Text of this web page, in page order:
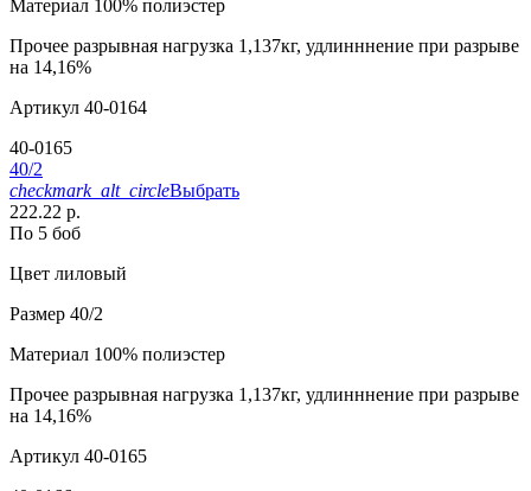
Материал 100% полиэстер
Прочее разрывная нагрузка 1,137кг, удлинннение при разрыве
на 14,16%
Артикул 40-0164
40-0165
40/2
checkmark_alt_circleВыбрать
222.22 р.
По 5 боб
Цвет лиловый
Размер 40/2
Материал 100% полиэстер
Прочее разрывная нагрузка 1,137кг, удлинннение при разрыве
на 14,16%
Артикул 40-0165